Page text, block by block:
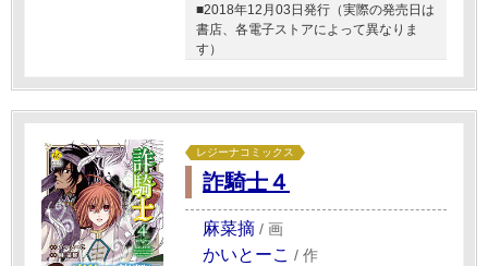
■2018年12月03日発行（実際の発売日は
書店、各電子ストアによって異なりま
す）
レジーナコミックス
詐騎士４
麻菜摘 / 画
かいとーこ / 作